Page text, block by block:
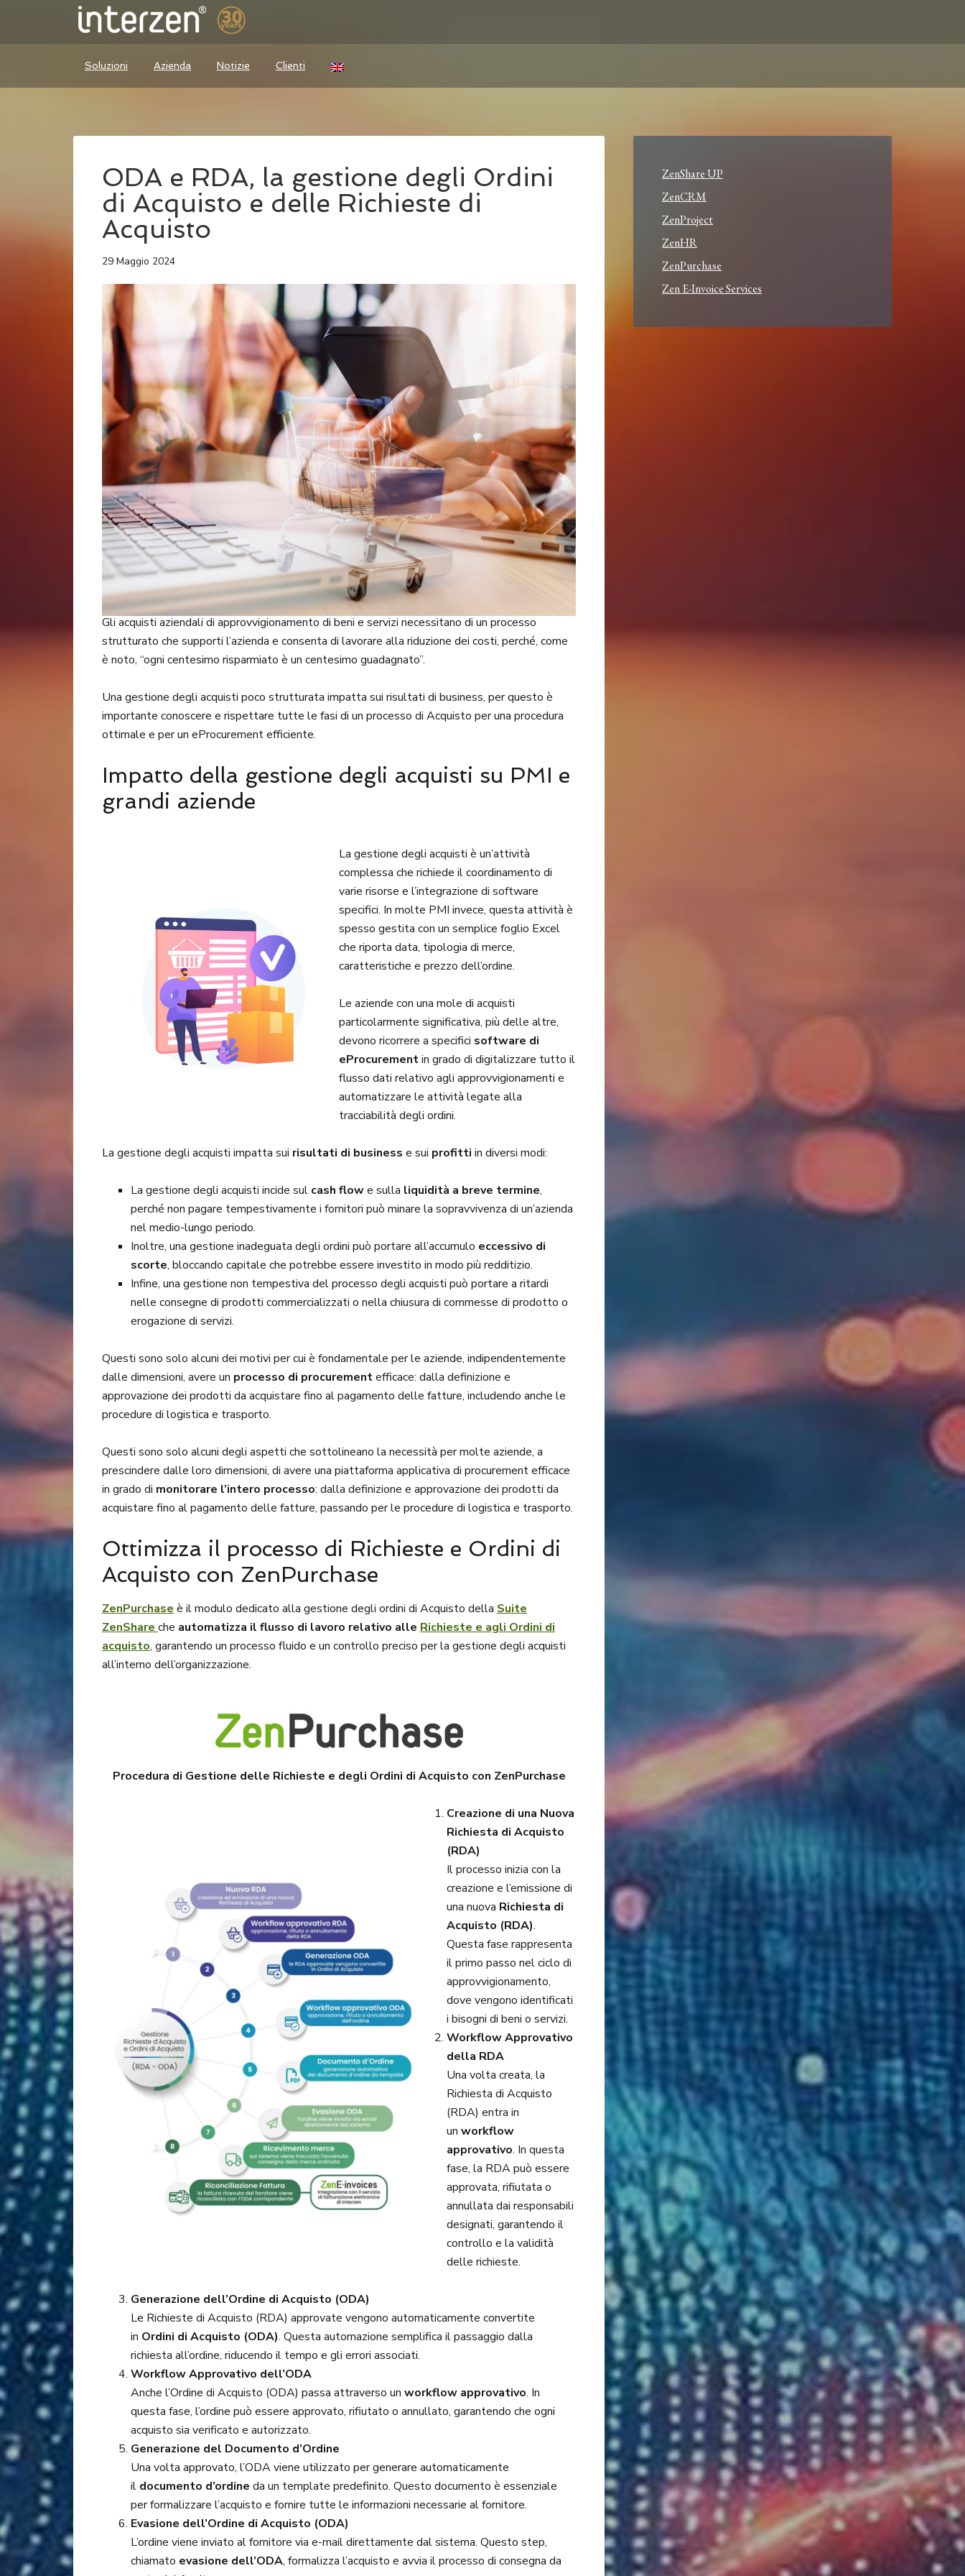
Soluzioni Azienda Notizie Clienti
ODA e RDA, la gestione degli Ordini
di Acquisto e delle Richieste di
Acquisto
29 Maggio 2024
Gli acquisti aziendali di approvvigionamento di beni e servizi necessitano di un processo
strutturato che supporti l’azienda e consenta di lavorare alla riduzione dei costi, perché, come
è noto, “ogni centesimo risparmiato è un centesimo guadagnato”.
Una gestione degli acquisti poco strutturata impatta sui risultati di business, per questo è
importante conoscere e rispettare tutte le fasi di un processo di Acquisto per una procedura
ottimale e per un eProcurement efficiente.
Impatto della gestione degli acquisti su PMI e
grandi aziende
La gestione degli acquisti è un’attività
complessa che richiede il coordinamento di
varie risorse e l’integrazione di software
specifici. In molte PMI invece, questa attività è
spesso gestita con un semplice foglio Excel
che riporta data, tipologia di merce,
caratteristiche e prezzo dell’ordine.
Le aziende con una mole di acquisti
particolarmente significativa, più delle altre,
devono ricorrere a specifici software di
eProcurementin grado di digitalizzare tutto il
flusso dati relativo agli approvvigionamenti e
automatizzare le attività legate alla
tracciabilità degli ordini.
La gestione degli acquisti impatta sui risultati di business e sui profitti in diversi modi:
La gestione degli acquisti incide sul cash flowe sulla liquidità a breve termine,
perché non pagare tempestivamente i fornitori può minare la sopravvivenza di un’azienda
nel medio-lungo periodo.
Inoltre, una gestione inadeguata degli ordini può portare all’accumulo eccessivo di
scorte, bloccando capitale che potrebbe essere investito in modo più redditizio.
Infine, una gestione non tempestiva del processo degli acquisti può portare a ritardi
nelle consegne di prodotti commercializzati o nella chiusura di commesse di prodotto o
erogazione di servizi.
Questi sono solo alcuni dei motivi per cui è fondamentale per le aziende, indipendentemente
dalle dimensioni, avere un processo di procurementefficace: dalla definizione e
approvazione dei prodotti da acquistare fino al pagamento delle fatture, includendo anche le
procedure di logistica e trasporto.
Questi sono solo alcuni degli aspetti che sottolineano la necessità per molte aziende, a
prescindere dalle loro dimensioni, di avere una piattaforma applicativa di procurement efficace
in grado di monitorare l’intero processo: dalla definizione e approvazione dei prodotti da
acquistare fino al pagamento delle fatture, passando per le procedure di logistica e trasporto.
Ottimizza il processo di Richieste e Ordini di
Acquisto con ZenPurchase
ZenPurchase è il modulo dedicato alla gestione degli ordini di Acquisto della Suite
ZenShare che automatizza il flusso di lavoro relativo alle Richieste e agli Ordini di
acquisto, garantendo un processo fluido e un controllo preciso per la gestione degli acquisti
all’interno dell’organizzazione.
Procedura di Gestione delle Richieste e degli Ordini di Acquisto con ZenPurchase
Creazione di una Nuova
Richiesta di Acquisto
(RDA)
Il processo inizia con la
creazione e l’emissione di
una nuova Richiesta di
Acquisto (RDA).
Questa fase rappresenta
il primo passo nel ciclo di
approvvigionamento,
dove vengono identificati
i bisogni di beni o servizi.
Workflow Approvativo
della RDA
Una volta creata, la
Richiesta di Acquisto
(RDA) entra in
un workflow
approvativo. In questa
fase, la RDA può essere
approvata, rifiutata o
annullata dai responsabili
designati, garantendo il
controllo e la validità
delle richieste.
Generazione dell’Ordine di Acquisto (ODA)
Le Richieste di Acquisto (RDA) approvate vengono automaticamente convertite
in Ordini di Acquisto (ODA). Questa automazione semplifica il passaggio dalla
richiesta all’ordine, riducendo il tempo e gli errori associati.
Workflow Approvativo dell’ODA
Anche l’Ordine di Acquisto (ODA) passa attraverso un workflow approvativo. In
questa fase, l’ordine può essere approvato, rifiutato o annullato, garantendo che ogni
acquisto sia verificato e autorizzato.
Generazione del Documento d’Ordine
Una volta approvato, l’ODA viene utilizzato per generare automaticamente
il documento d’ordine da un template predefinito. Questo documento è essenziale
per formalizzare l’acquisto e fornire tutte le informazioni necessarie al fornitore.
Evasione dell’Ordine di Acquisto (ODA)
L’ordine viene inviato al fornitore via e-mail direttamente dal sistema. Questo step,
chiamato evasione dell’ODA, formalizza l’acquisto e avvia il processo di consegna da
ZenShare UP
ZenCRM
ZenProject
ZenHR
ZenPurchase
Zen E-Invoice Services